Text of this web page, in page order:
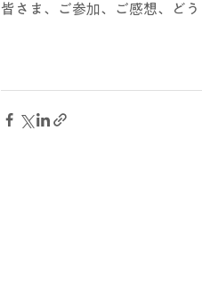
皆さま、ご参加、ご感想、どう